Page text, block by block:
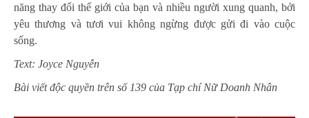
năng thay đổi thế giới của bạn và nhiều người xung quanh, bởi
yêu thương và tươi vui không ngừng được gửi đi vào cuộc
sống.
Text: Joyce Nguyễn
Bài viết độc quyền trên số 139 của Tạp chí Nữ Doanh Nhân